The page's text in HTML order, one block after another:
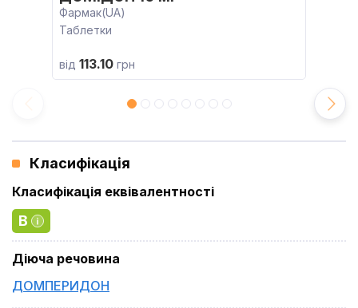
Фармак(UA)
Таблетки
від 113.10 грн
Класифікація
Класифікація еквівалентності
B
Діюча речовина
ДОМПЕРИДОН